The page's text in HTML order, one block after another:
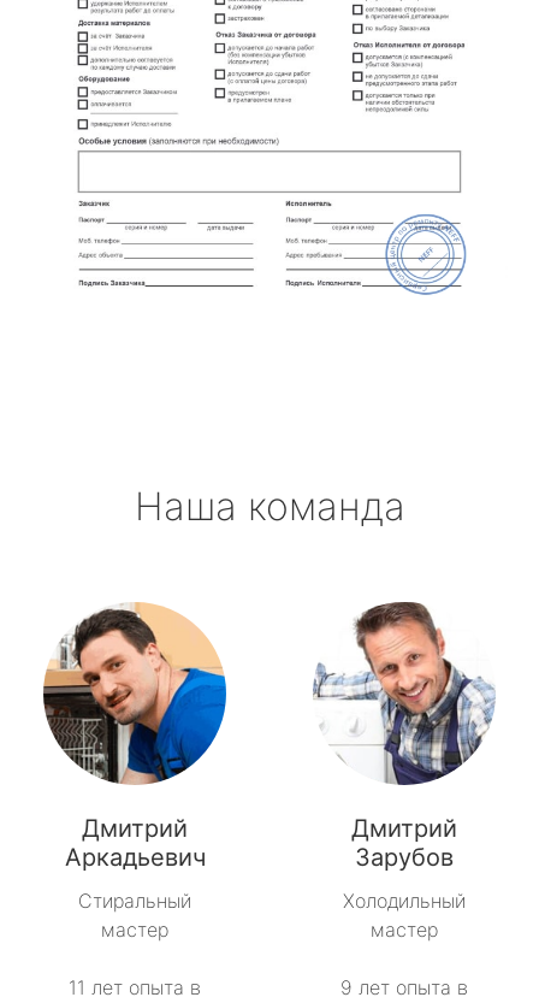
Наша команда
Дмитрий
Аркадьевич
Стиральный
мастер
11 лет опыта в
Дмитрий
Зарубов
Холодильный
мастер
9 лет опыта в